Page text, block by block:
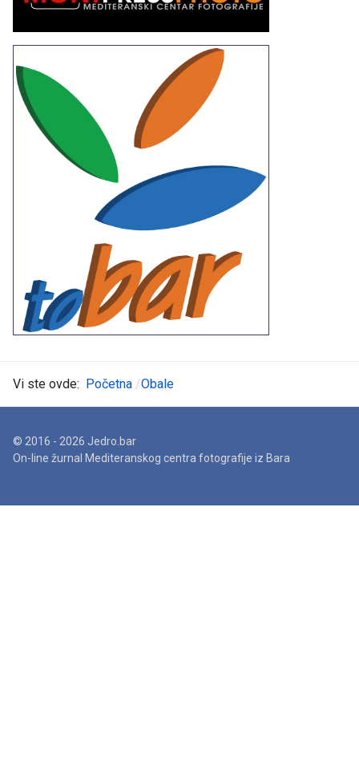
Vi ste ovde: Početna Obale
© 2016 - 2026 Jedro.bar
On-line žurnal Mediteranskog centra fotografije iz Bara